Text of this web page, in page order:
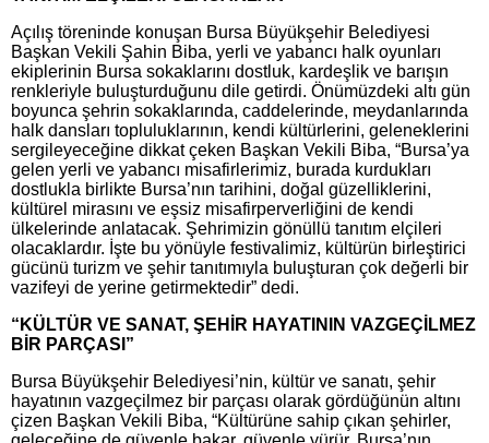
Açılış töreninde konuşan Bursa Büyükşehir Belediyesi
Başkan Vekili Şahin Biba, yerli ve yabancı halk oyunları
ekiplerinin Bursa sokaklarını dostluk, kardeşlik ve barışın
renkleriyle buluşturduğunu dile getirdi. Önümüzdeki altı gün
boyunca şehrin sokaklarında, caddelerinde, meydanlarında
halk dansları topluluklarının, kendi kültürlerini, geleneklerini
sergileyeceğine dikkat çeken Başkan Vekili Biba, “Bursa’ya
gelen yerli ve yabancı misafirlerimiz, burada kurdukları
dostlukla birlikte Bursa’nın tarihini, doğal güzelliklerini,
kültürel mirasını ve eşsiz misafirperverliğini de kendi
ülkelerinde anlatacak. Şehrimizin gönüllü tanıtım elçileri
olacaklardır. İşte bu yönüyle festivalimiz, kültürün birleştirici
gücünü turizm ve şehir tanıtımıyla buluşturan çok değerli bir
vazifeyi de yerine getirmektedir” dedi.
“KÜLTÜR VE SANAT, ŞEHİR HAYATININ VAZGEÇİLMEZ
BİR PARÇASI”
Bursa Büyükşehir Belediyesi’nin, kültür ve sanatı, şehir
hayatının vazgeçilmez bir parçası olarak gördüğünün altını
çizen Başkan Vekili Biba, “Kültürüne sahip çıkan şehirler,